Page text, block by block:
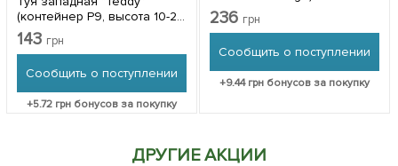
(контейнер Р9, высота 10-20
см) 1 саженец в упаковке
143 грн
Сообщить о поступлении
+5.72 грн бонусов за покупку
саженец в упаковке
236 грн
Сообщить о поступлении
+9.44грн бонусов за покупку
ДРУГИЕ АКЦИИ